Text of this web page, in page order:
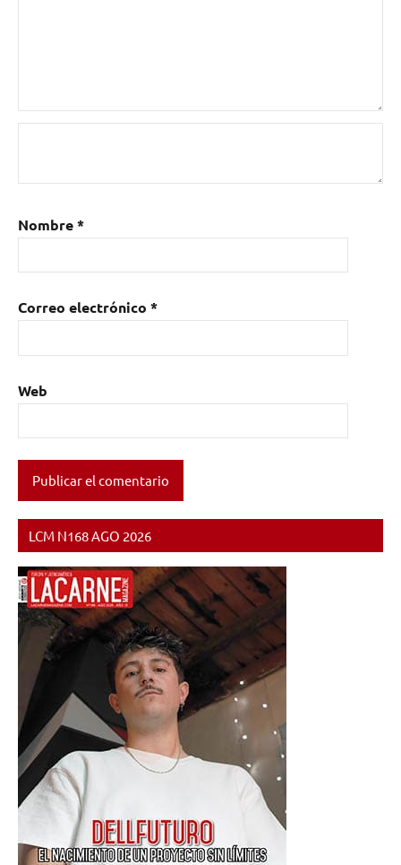
Nombre*
Correo electrónico *
Web
LCM N168 AGO 2026